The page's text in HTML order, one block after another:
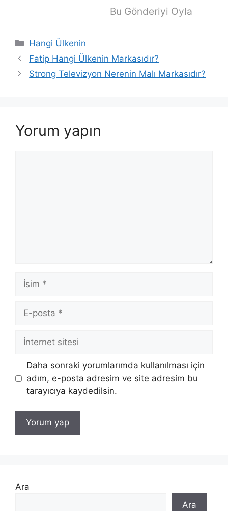
Bu Gönderiyi Oyla
Kategoriler
Hangi Ülkenin
Fatip Hangi Ülkenin Markasıdır?
Strong Televizyon Nerenin Malı Markasıdır?
Yorum yapın
İsim
posta
İnternet
Daha sonraki yorumlarımda kullanılması için
adım, e-posta adresim ve site adresim bu
tarayıcıya kaydedilsin.
Ara
Ara